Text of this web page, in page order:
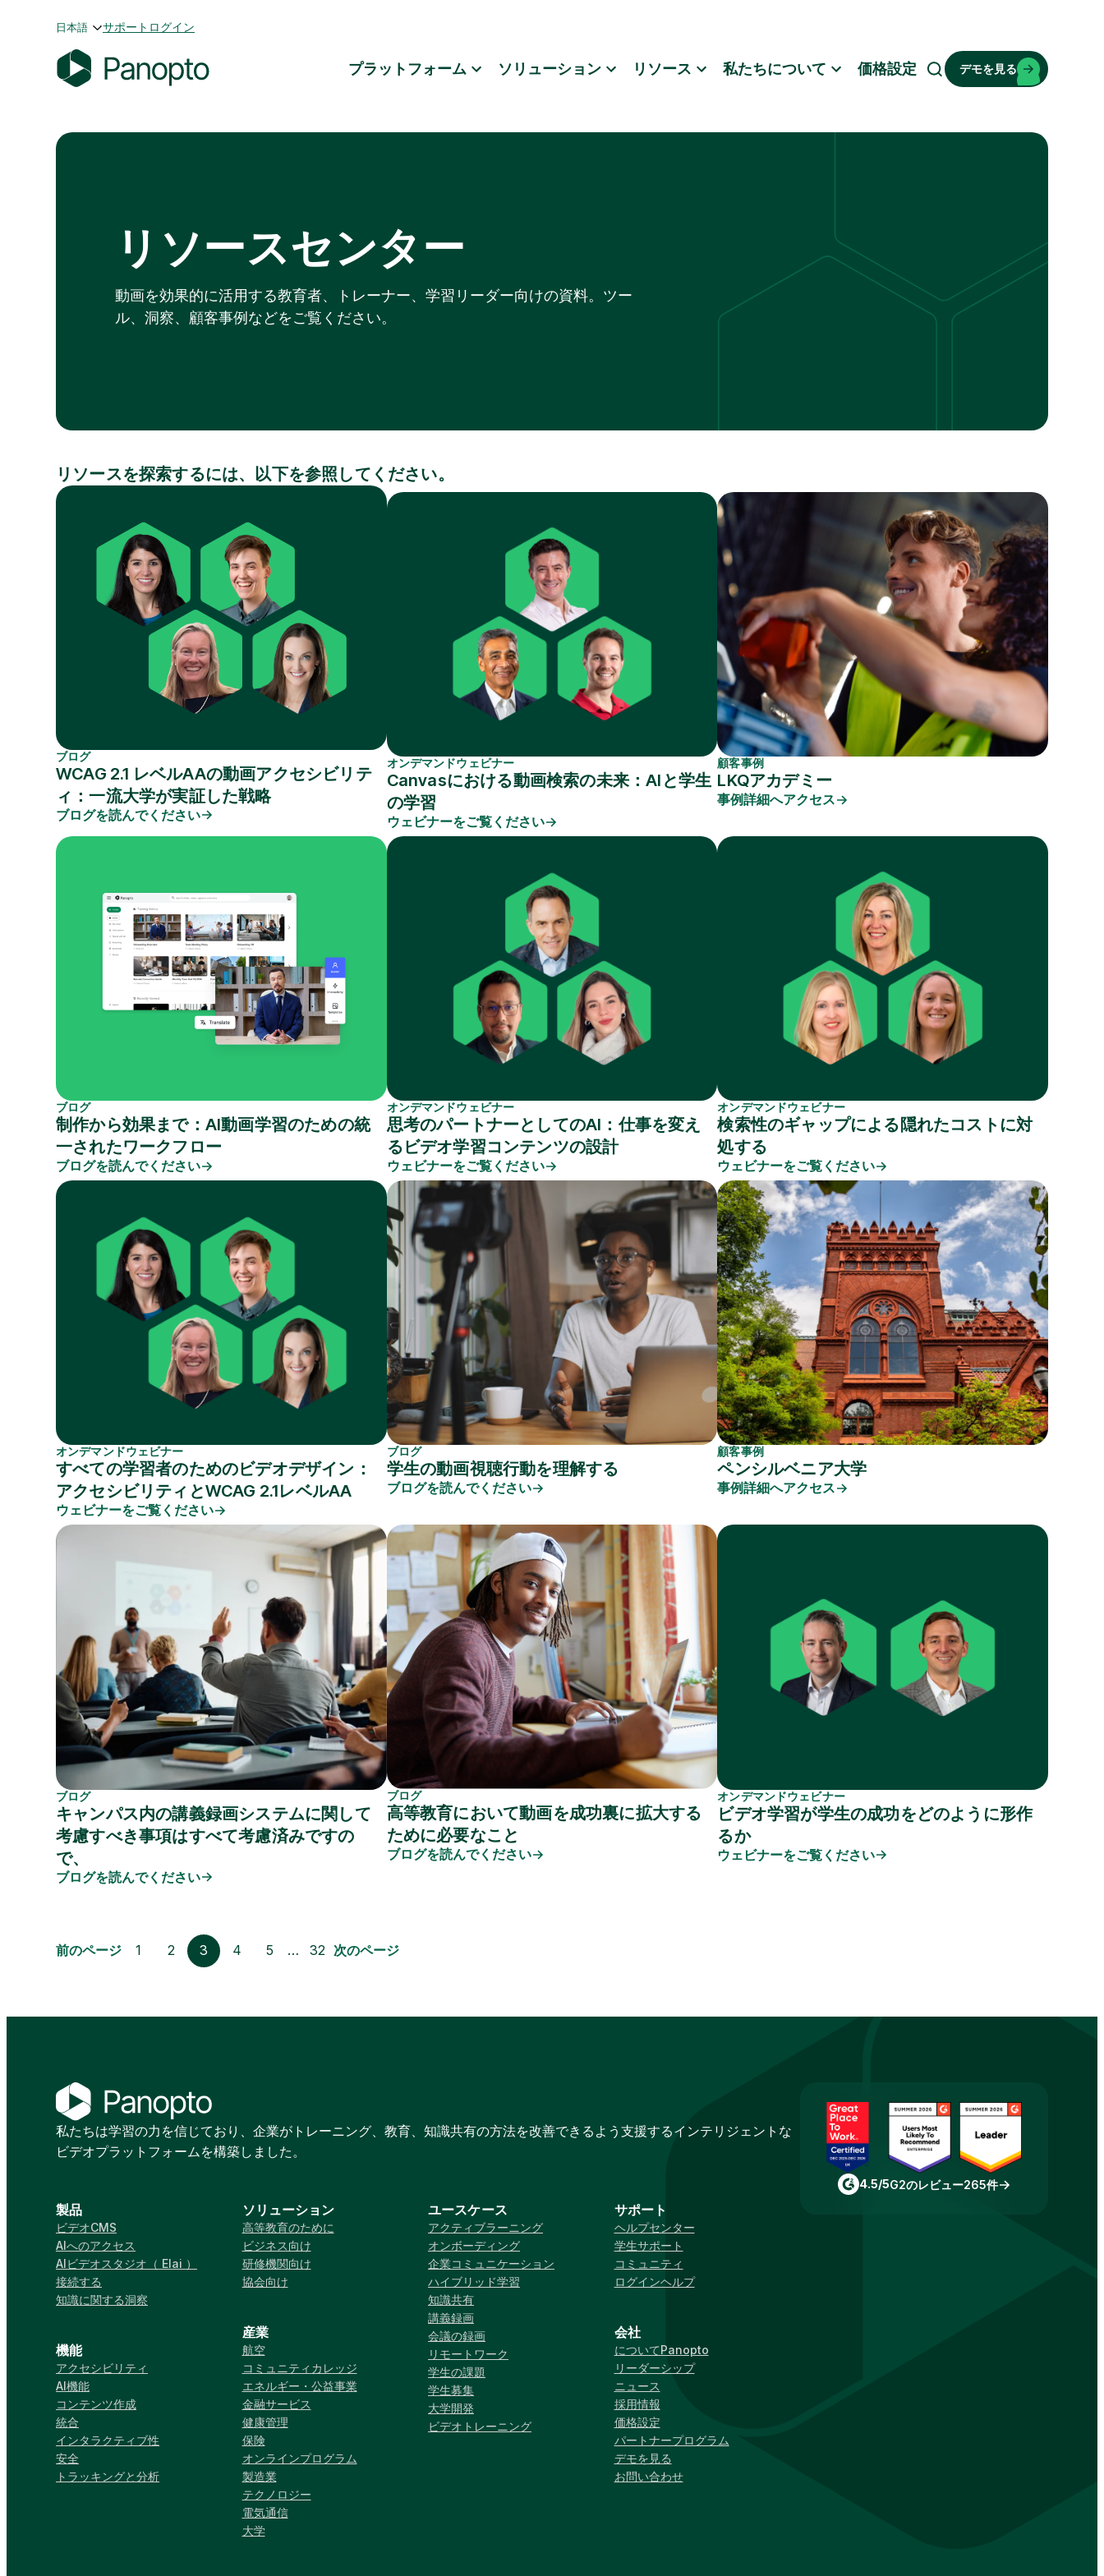
日本語 サポート ログイン
n
プラットフォーム ソリューション リソース 私たちについて 価格設定
検
デモを見る
リソースセンター
動画を効果的に活用する教育者、トレーナー、学習リーダー向けの資料。ツー
ル、洞察、顧客事例などをご覧ください。
リソースを探索するには、以下を参照してください。
ブログ
WCAG 2.1 レベルAAの動画アクセシビリテ
ィ：一流大学が実証した戦略
ブログを読んでください
オンデマンドウェビナー
Canvasにおける動画検索の未来：AIと学生
の学習
ウェビナーをご覧ください
顧客事例
LKQアカデミー
事例詳細へアクセス
ブログ
制作から効果まで：AI動画学​​習のための統
一されたワークフロー
ブログを読んでください
オンデマンドウェビナー
思考のパートナーとしてのAI：仕事を変え
るビデオ学習コンテンツの設計
ウェビナーをご覧ください
オンデマンドウェビナー
検索性のギャップによる隠れたコストに対
処する
ウェビナーをご覧ください
オンデマンドウェビナー
すべての学習者のためのビデオデザイン：
アクセシビリティとWCAG 2.1レベルAA
ウェビナーをご覧ください
ブログ
学生の動画視聴行動を理解する
ブログを読んでください
顧客事例
ペンシルベニア大学
事例詳細へアクセス
ブログ
キャンパス内の講義録画システムに関して
考慮すべき事項はすべて考慮済みですの
で、
ブログを読んでください
ブログ
高等教育において動画を成功裏に拡大する
ために必要なこと
ブログを読んでください
オンデマンドウェビナー
ビデオ学習が学生の成功をどのように形作
るか
ウェビナーをご覧ください
前のページ 1 2 3 4 5 … 32 次のページ
私たちは学習の力を信じており、企業がトレーニング、教育、知識共有の方法を改善できるよう支援するインテリジェントな
ビデオプラットフォームを構築しました。
製品
ビデオCMS
AIへのアクセス
AIビデオスタジオ（ Elai ）
接続する
知識に関する洞察
機能
アクセシビリティ
AI機能
コンテンツ作成
統合
インタラクティブ性
安全
トラッキングと分析
ソリューション
高等教育のために
ビジネス向け
研修機関向け
協会向け
産業
航空
コミュニティカレッジ
エネルギー・公益事業
金融サービス
健康管理
保険
オンラインプログラム
製造業
テクノロジー
電気通信
大学
ユースケース
アクティブラーニング
オンボーディング
企業コミュニケーション
ハイブリッド学習
知識共有
講義録画
会議の録画
リモートワーク
学生の課題
学生募集
大学開発
ビデオトレーニング
サポート
ヘルプセンター
学生サポート
コミュニティ
ログインヘルプ
会社
についてPanopto
リーダーシップ
ニュース
採用情報
価格設定
パートナープログラム
デモを見る
お問い合わせ
4.5/5G2のレビュー265件